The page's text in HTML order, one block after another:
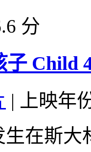
分
子 Child
| 上映年
生在斯大